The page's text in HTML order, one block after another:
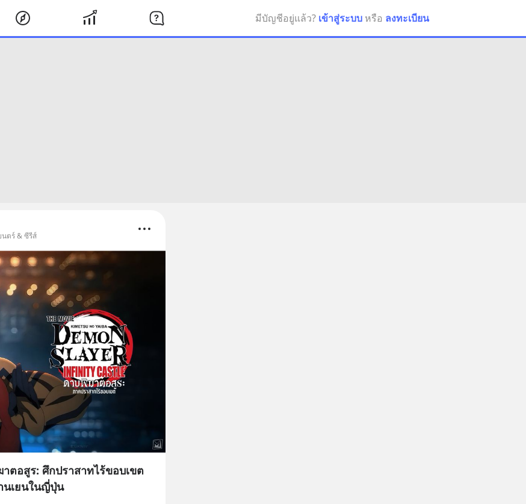
มีบัญชีอยู่แล้ว? เข้าสู่ระบบ หรือ ลงทะเบียน
นตร์ & ซีรีส์
ตอสูร: ศึกปราสาทไร้ขอบเขต
นเยนในญี่ปุ่น